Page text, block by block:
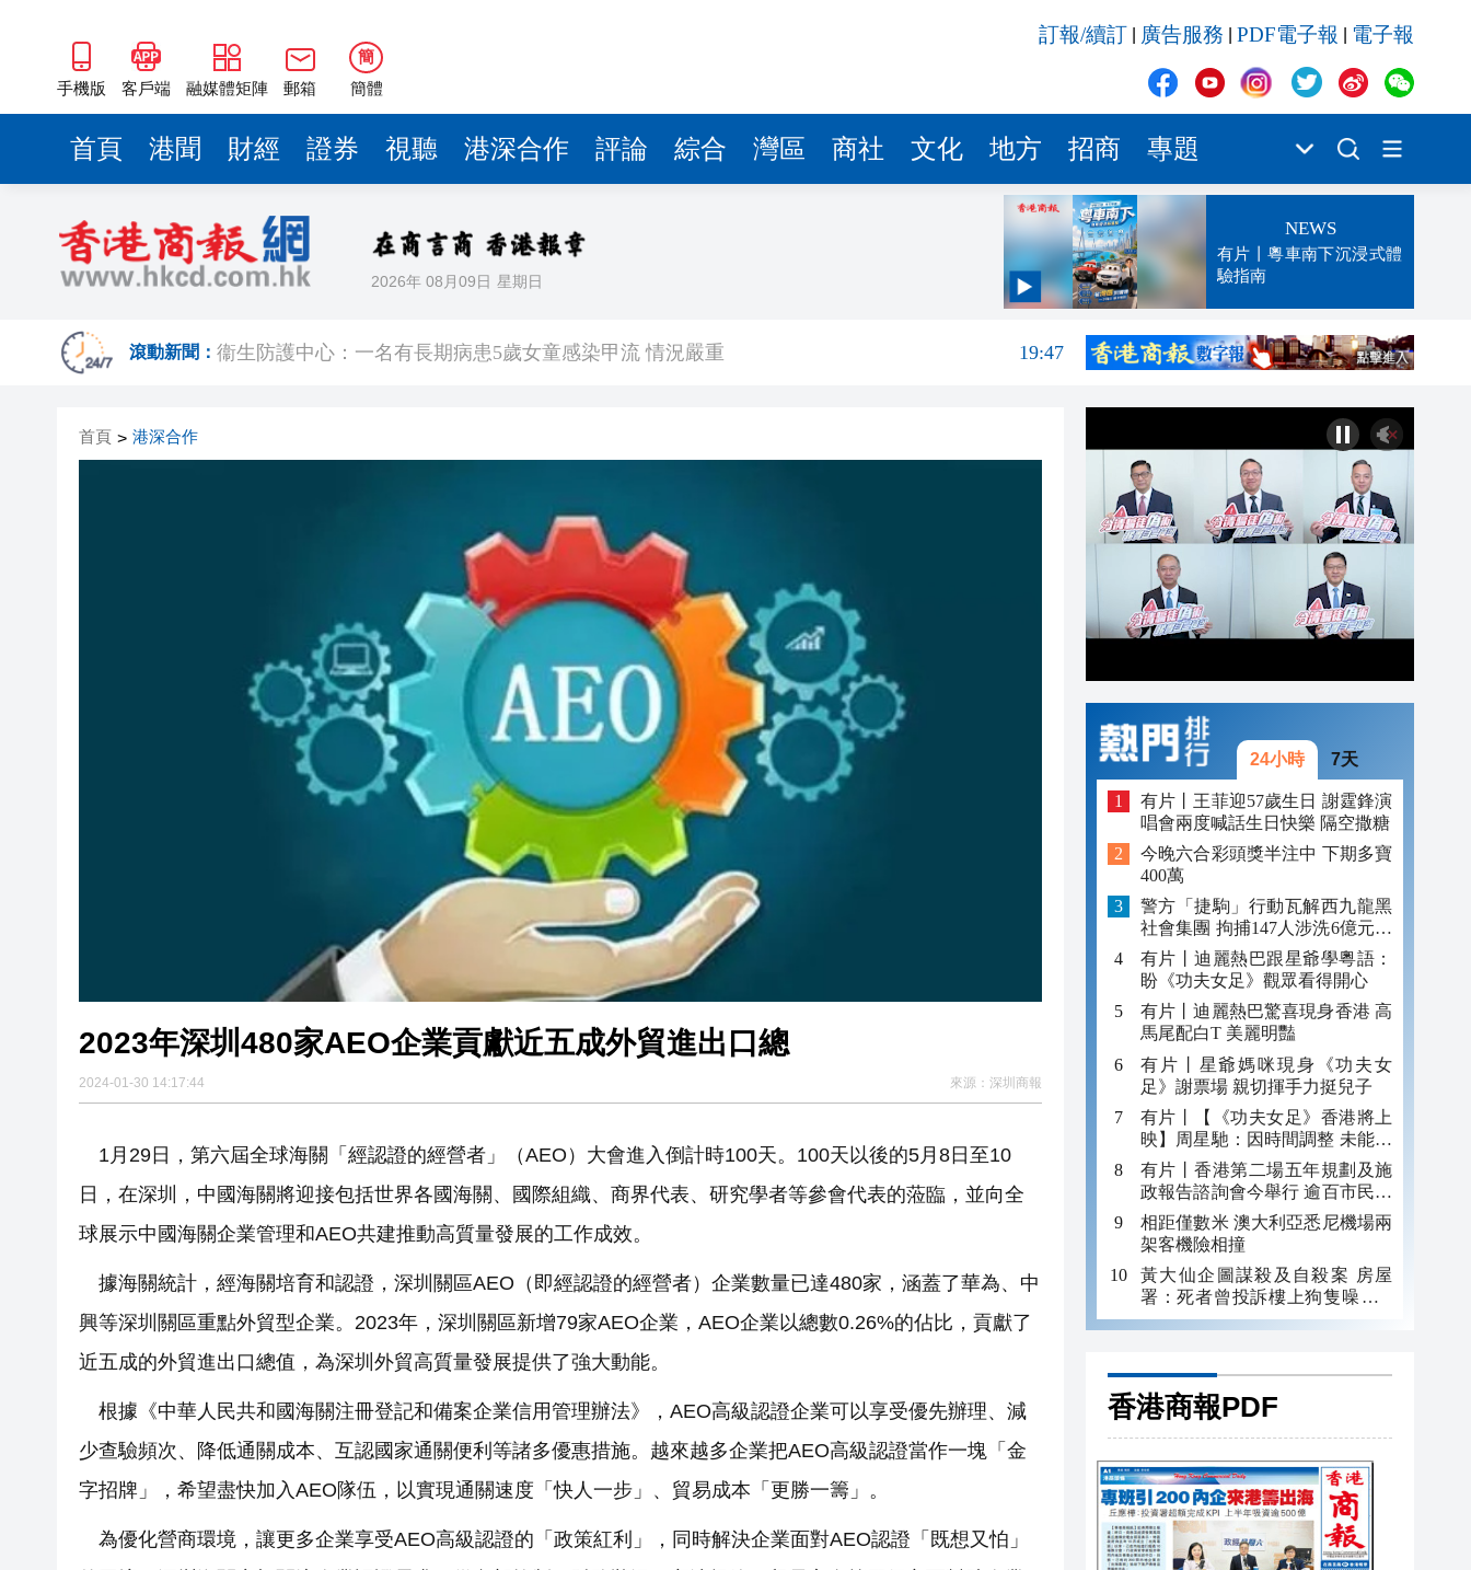
手機版 客戶端 融媒體矩陣 郵箱
簡
簡體
訂報/續訂 廣告服務 PDF電子報 電子報
首頁 港聞 財經 證券 視聽 港深合作 評論 綜合 灣區 商社 文化 地方 招商 專題
2026年 08月09日 星期日
NEWS
有片丨粵車南下沉浸式體
驗指南
滾動新聞：
颱風「白海豚」在浙江樂清二次登陸
19:25
祖父母節逾500參加者共創世界紀錄 呼籲社會以手部按摩連結長者
伊朗最高領袖與總統舉行會談 討論經濟和軍事等問題
港區全國人大代表團結束安徽調研 建言深化皖港合作發展
民政總署開放19間社區會堂和社區中心作臨時避暑中心
首頁 > 港深合作
2023年深圳480家AEO企業貢獻近五成外貿進出口總
2024-01-30 14:17:44 來源： 深圳商報
1月29日，第六屆全球海關「經認證的經營者」（AEO）大會進入倒計時100天。100天以後的5月8日至10
日，在深圳，中國海關將迎接包括世界各國海關、國際組織、商界代表、研究學者等參會代表的蒞臨，並向全
球展示中國海關企業管理和AEO共建推動高質量發展的工作成效。
據海關統計，經海關培育和認證，深圳關區AEO（即經認證的經營者）企業數量已達480家，涵蓋了華為、中
興等深圳關區重點外貿型企業。2023年，深圳關區新增79家AEO企業，AEO企業以總數0.26%的佔比，貢獻了
近五成的外貿進出口總值，為深圳外貿高質量發展提供了強大動能。
根據《中華人民共和國海關注冊登記和備案企業信用管理辦法》，AEO高級認證企業可以享受優先辦理、減
少查驗頻次、降低通關成本、互認國家通關便利等諸多優惠措施。越來越多企業把AEO高級認證當作一塊「金
字招牌」，希望盡快加入AEO隊伍，以實現通關速度「快人一步」、貿易成本「更勝一籌」。
為優化營商環境，讓更多企業享受AEO高級認證的「政策紅利」，同時解決企業面對AEO認證「既想又怕」
24小時 7天
有片丨王菲迎57歲生日 謝霆鋒演
唱會兩度喊話生日快樂 隔空撒糖
今晚六合彩頭獎半注中 下期多寶
400萬
警方「捷駒」行動瓦解西九龍黑
社會集團 拘捕147人涉洗6億元黑
錢
有片丨迪麗熱巴跟星爺學粵語：
盼《功夫女足》觀眾看得開心
有片丨迪麗熱巴驚喜現身香港 高
馬尾配白T 美麗明豔
有片丨星爺媽咪現身《功夫女
足》謝票場 親切揮手力挺兒子
有片丨【《功夫女足》香港將上
映】周星馳：因時間調整 未能製
作粵語版 對此深表遺憾
有片丨香港第二場五年規劃及施
政報告諮詢會今舉行 逾百市民出
席
相距僅數米 澳大利亞悉尼機場兩
架客機險相撞
黃大仙企圖謀殺及自殺案 房屋
署：死者曾投訴樓上狗隻噪音 6
月已批准調遷
香港商報PDF